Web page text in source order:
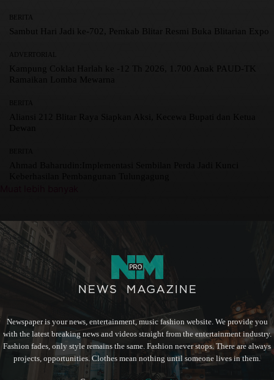
BERITA
Sambut Hari Jadi ke-702, Pemkab Blitar Resmi Buka Blitarian Expo
ADVERTORIAL
Kampung Coklat Harlah ke -12 Th 2026, 1.700 Anak PAUD-TK
Ramaikan Lomba Mewarna
Newspaper is your news, entertainment, music fashion website. We provide you
with the latest breaking news and videos straight from the entertainment industry.
Fashion fades, only style remains the same. Fashion never stops. There are always
projects, opportunities. Clothes mean nothing until someone lives in them.